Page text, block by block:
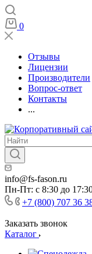
0
Отзывы
Лицензии
Производители
Вопрос-ответ
Контакты
...
info@fs-fason.ru
Пн-Пт: с 8:30 до
+7 (800) 707 36
Заказать звонок
Каталог